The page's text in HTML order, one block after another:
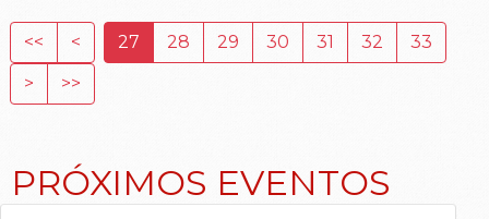
<< < 27 28 29 30 31 32
33
>
>>
PRÓXIMOS EVENTOS